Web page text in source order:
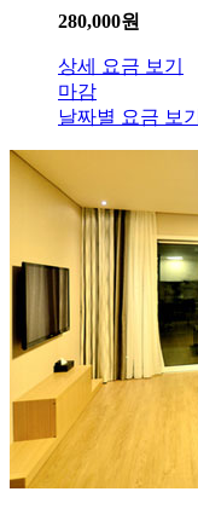
280,000원
상세 요금 보기
마감
날짜별 요금 보기